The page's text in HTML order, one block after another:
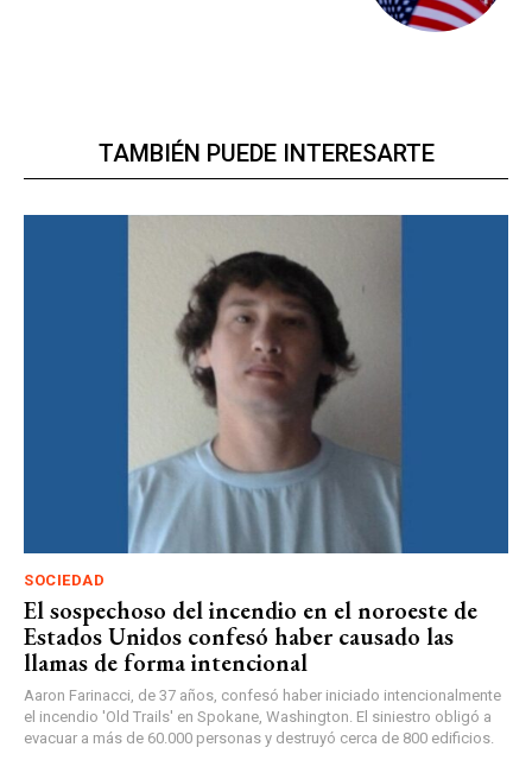
TAMBIÉN PUEDE INTERESARTE
SOCIEDAD
El sospechoso del incendio en el noroeste de
Estados Unidos confesó haber causado las
llamas de forma intencional
Aaron Farinacci, de 37 años, confesó haber iniciado intencionalmente
el incendio 'Old Trails' en Spokane, Washington. El siniestro obligó a
evacuar a más de 60.000 personas y destruyó cerca de 800 edificios.